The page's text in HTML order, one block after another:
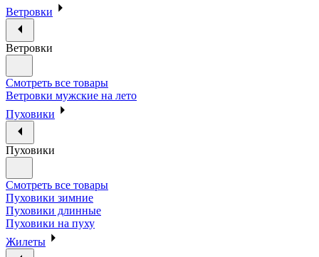
Ветровки
Ветровки
Смотреть все товары
Ветровки мужские на лето
Пуховики
Пуховики
Смотреть все товары
Пуховики зимние
Пуховики длинные
Пуховики на пуху
Жилеты